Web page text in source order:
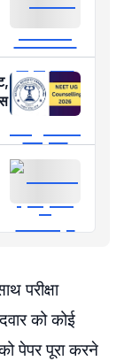
परीक्षा
को कोई
पेपर पूरा करने